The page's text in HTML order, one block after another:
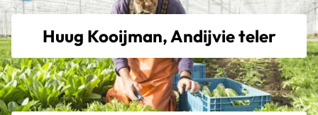
Huug Kooijman, Andijvie teler